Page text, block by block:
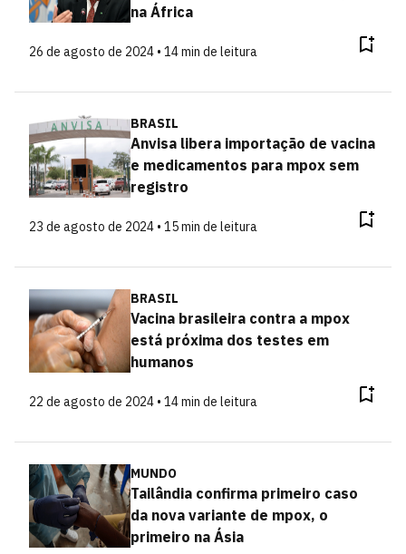
na África
26 de agosto de 2024 • 14 min de leitura
BRASIL
Anvisa libera importação de vacina
e medicamentos para mpox sem
registro
23 de agosto de 2024 • 15 min de leitura
BRASIL
Vacina brasileira contra a mpox
está próxima dos testes em
humanos
22 de agosto de 2024 • 14 min de leitura
MUNDO
Tailândia confirma primeiro caso
da nova variante de mpox, o
primeiro na Ásia